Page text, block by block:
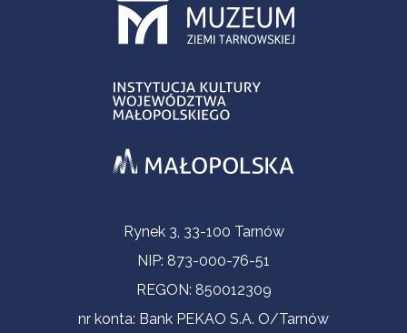
Informacje kontaktoweRynek 3, 33-100 Tarnów
NIP: 873-000-76-51
REGON: 850012309
nr konta: Bank PEKAO S.A. O/Tarnów